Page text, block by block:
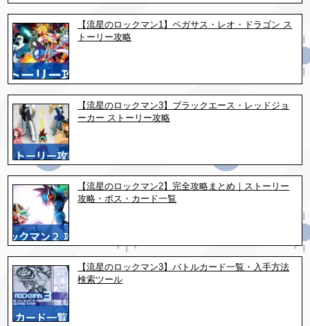
【流星のロックマン1】ペガサス・レオ・ドラゴン ス
トーリー攻略
【流星のロックマン3】ブラックエース・レッドジョ
ーカー ストーリー攻略
【流星のロックマン2】完全攻略まとめ｜ストーリー
攻略・ボス・カード一覧
【流星のロックマン3】バトルカード一覧・入手方法
検索ツール